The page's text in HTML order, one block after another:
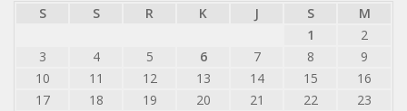
S
S R K J S
M
1
2
3
4 5 6 7 8
9
10
11 12 13 14 15
16
17
18 19 20 21 22
23